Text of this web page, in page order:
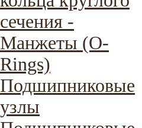
сечения -
Манжеты (O-
Rings)
Подшипниковые
узлы